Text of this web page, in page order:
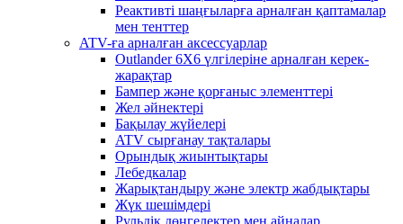
Реактивті шаңғыларға арналған қаптамалар
мен тенттер
ATV-ға арналған аксессуарлар
Outlander 6X6 үлгілеріне арналған керек-
жарақтар
Бампер және қорғаныс элементтері
Жел әйнектері
Бақылау жүйелері
ATV сырғанау тақталары
Орындық жиынтықтары
Лебедкалар
Жарықтандыру және электр жабдықтары
Жүк шешімдері
Рульдік дөңгелектер мен айналар